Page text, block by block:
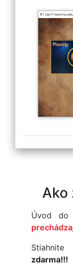
Ako
Úvod do
zdarma!!!